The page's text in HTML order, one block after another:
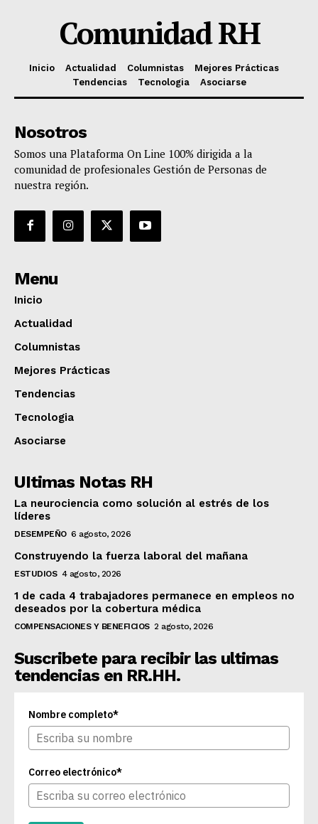
Comunidad RH
Inicio Actualidad Columnistas
Mejores Prácticas
Tendencias
Tecnologia Asociarse
Nosotros
Somos una Plataforma On Line 100% dirigida a la
comunidad de profesionales Gestión de Personas de
nuestra región.
Menu
Inicio
Actualidad
Columnistas
Mejores Prácticas
Tendencias
Tecnologia
Asociarse
UItimas Notas RH
La neurociencia como solución al estrés de los
líderes
DESEMPEÑO 6 agosto, 2026
Construyendo la fuerza laboral del mañana
ESTUDIOS 4 agosto, 2026
1 de cada 4 trabajadores permanece en empleos no
deseados por la cobertura médica
COMPENSACIONES Y BENEFICIOS 2 agosto, 2026
Suscribete para recibir las ultimas
tendencias en RR.HH.
Nombre completo*
Correo electrónico*